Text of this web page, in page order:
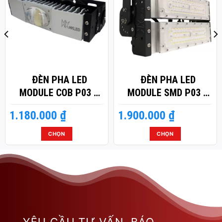
ĐÈN PHA LED
MODULE COB P03 –
CÔNG SUẤT 50W
1.180.000 ₫
CHỌN
Sản
có
nhiều
Các
ĐÈN PHA LED
MODULE SMD P03 –
CÔNG SUẤT 100W
1.900.000 ₫
CHỌN
Sản
nhiều
biến
thể.